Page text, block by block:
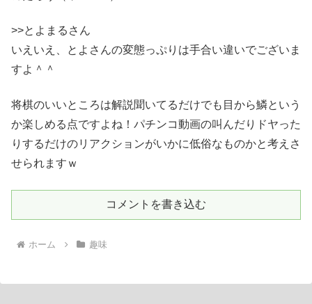
>>とよまるさん
いえいえ、とよさんの変態っぷりは手合い違いでございま
すよ＾＾
将棋のいいところは解説聞いてるだけでも目から鱗という
か楽しめる点ですよね！パチンコ動画の叫んだりドヤった
りするだけのリアクションがいかに低俗なものかと考えさ
せられますｗ
コメントを書き込む
ホーム 趣味